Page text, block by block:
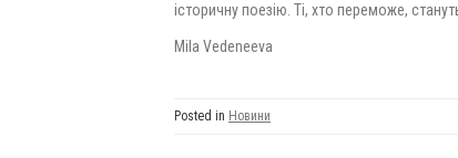
історичну поезію. Ті, хто переможе,
Mila Vedeneeva
Posted in Новини